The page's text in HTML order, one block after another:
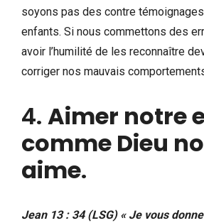
soyons pas des contre
enfants. Si nous commettons des
avoir l’humilité de les reconnaître
corriger nos mauvais
4. Aimer notre
comme Dieu
aime.
Jean 13 : 34 (LSG) « Je vous